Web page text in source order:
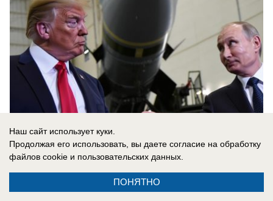
08.08.2026
Наш сайт использует куки.
Продолжая его использовать, вы даете согласие на обработку
файлов cookie и пользовательских данных.
ПОНЯТНО